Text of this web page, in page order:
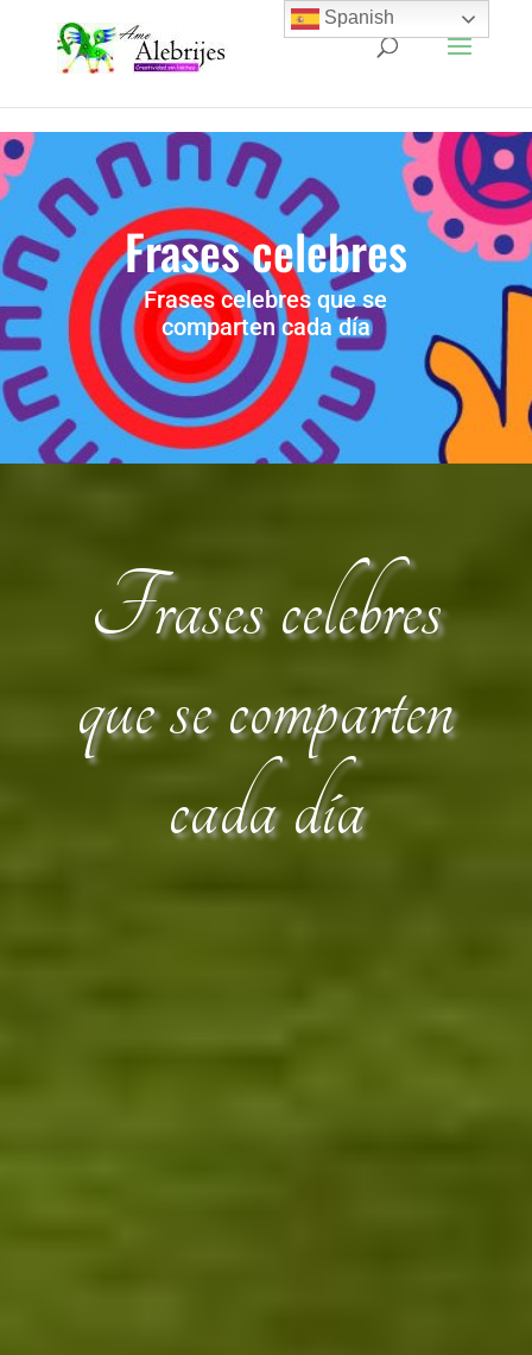
Frases celebres
Frases celebres que se
comparten cada día
Frases celebres
que se comparten
cada día
Spanish